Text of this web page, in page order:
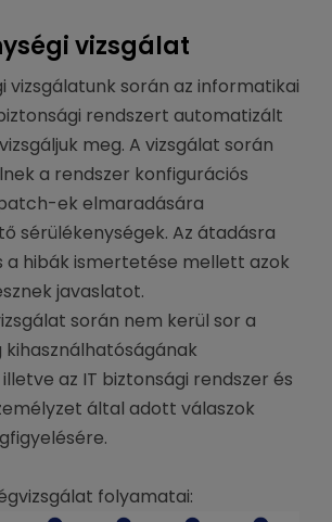
vizsgálat
vizsgálatunk során az informatikai
rendszert automatizált
meg. A vizsgálat során
a rendszer konfigurációs
ek elmaradására
sérülékenységek. Az átadásra
a hibák ismertetése mellett azok
javaslatot.
során nem kerül sor a
kihasználhatóságának
az IT biztonsági rendszer és
által adott válaszok
folyamatai: